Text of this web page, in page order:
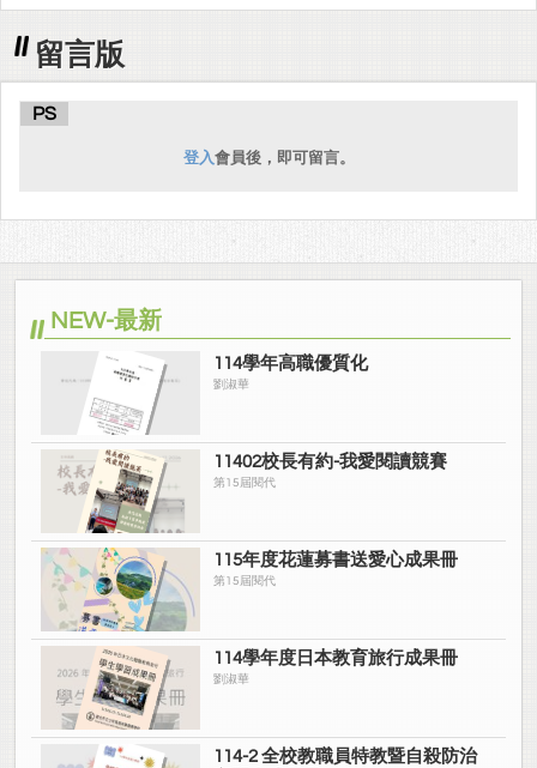
留言版
PS
登入會員後，即可留言。
NEW-最新
114學年高職優質化
劉淑華
11402校長有約-我愛閱讀競賽
第15屆閱代
115年度花蓮募書送愛心成果冊
第15屆閱代
114學年度日本教育旅行成果冊
劉淑華
114-2 全校教職員特教暨自殺防治